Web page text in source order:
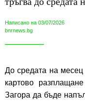
Написано на 03/07/2026
bnrnews.bg
До средата на месец
картово
Загора да бъде